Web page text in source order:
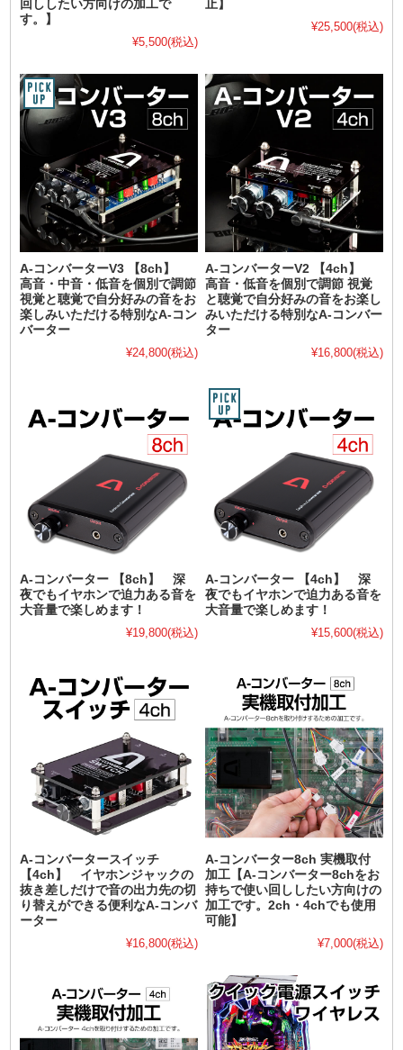
回ししたい方向けの加工で
す。】
¥5,500(税込)
止】
¥25,500(税込)
A-コンバーターV3 【8ch】
高音・中音・低音を個別で調節
視覚と聴覚で自分好みの音をお
楽しみいただける特別なA-コン
バーター
¥24,800(税込)
A-コンバーターV2 【4ch】
高音・低音を個別で調節 視覚
と聴覚で自分好みの音をお楽し
みいただける特別なA-コンバー
ター
¥16,800(税込)
A-コンバーター 【8ch】 深
夜でもイヤホンで迫力ある音を
大音量で楽しめます！
¥19,800(税込)
A-コンバーター 【4ch】 深
夜でもイヤホンで迫力ある音を
大音量で楽しめます！
¥15,600(税込)
A-コンバータースイッチ
【4ch】 イヤホンジャックの
抜き差しだけで音の出力先の切
り替えができる便利なA-コンバ
ーター
¥16,800(税込)
A-コンバーター8ch 実機取付
加工【A-コンバーター8chをお
持ちで使い回ししたい方向けの
加工です。2ch・4chでも使用
可能】
¥7,000(税込)